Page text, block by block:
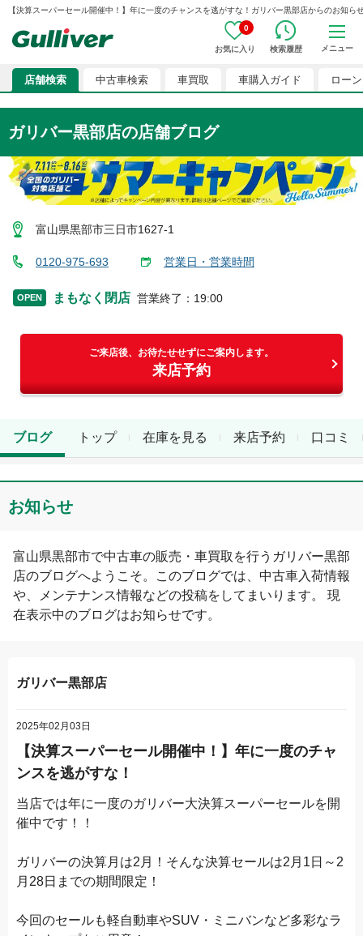
【決算スーパーセール開催中！】年に一度のチャンスを逃がすな！ガリバー黒部店からのお知
0
お気に入り 検索履歴 メニュー
店舗検索 中古車検索 車買取 車購入ガイド ローン
ガリバー黒部店の店舗ブログ
富山県黒部市三日市1627-1
0120-975-693 営業日・営業時間
OPEN まもなく閉店 営業終了 ： 19:00
ご来店後、お待たせせずにご案内します。
来店予約
トップ 在庫を見る 来店予約 口コミ
ブログ
お知らせ
富山県黒部市で中古車の販売・車買取を行う ガリバー黒部
店のブログへようこそ。このブログでは、中古車入荷情報
や、メンテナンス情報などの投稿をしてまいります。 現
在表示中のブログはお知らせです。
ガリバー黒部店
2025年02月03日
【決算スーパーセール開催中！】年に一度のチャ
ンスを逃がすな！
当店では年に一度のガリバー大決算スーパーセールを開
催中です！！
ガリバーの決算月は2月！そんな決算セールは2月1日～2
月28日までの期間限定！
今回のセールも軽自動車やSUV・ミニバンなど多彩なラ